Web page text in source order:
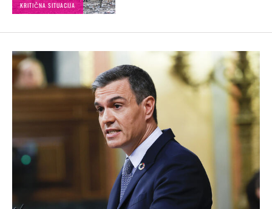
KRITIČNA SITUACIJA